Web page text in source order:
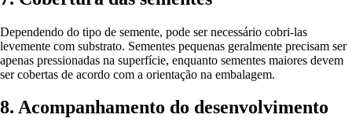
Dependendo do tipo de semente, pode ser necessário cobri-las
levemente com substrato. Sementes pequenas geralmente precisam ser
apenas pressionadas na superfície, enquanto sementes maiores devem
ser cobertas de acordo com a orientação na embalagem.
8. Acompanhamento do desenvolvimento